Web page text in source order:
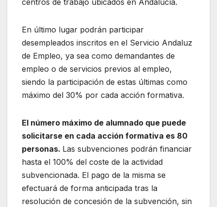
En último lugar podrán participar
desempleados inscritos en el Servicio Andaluz
de Empleo, ya sea como demandantes de
empleo o de servicios previos al empleo,
siendo la participación de estas últimas como
máximo del 30% por cada acción formativa.
El número máximo de alumnado que puede
solicitarse en cada acción formativa es 80
personas. Las subvenciones podrán financiar
hasta el 100% del coste de la actividad
subvencionada. El pago de la misma se
efectuará de forma anticipada tras la
resolución de concesión de la subvención, sin